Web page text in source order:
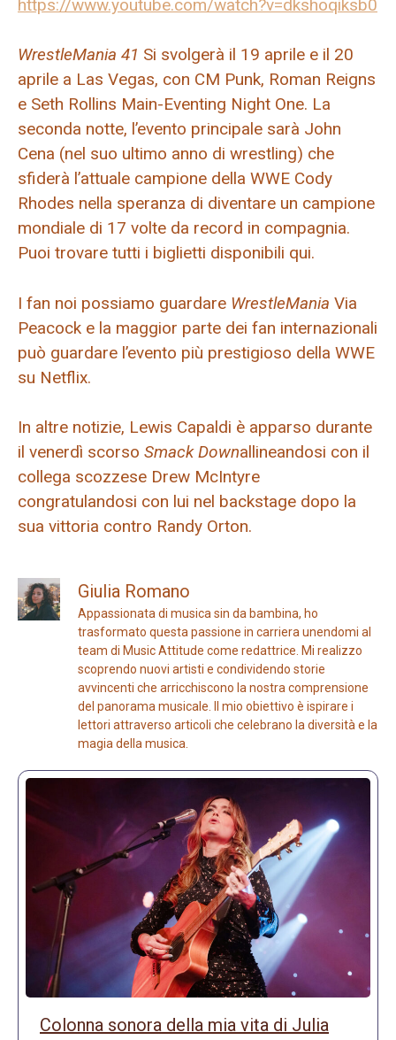
https://www.youtube.com/watch?v=dkshoqiksb0
WrestleMania 41 Si svolgerà il 19 aprile e il 20
aprile a Las Vegas, con CM Punk, Roman Reigns
e Seth Rollins Main-Eventing Night One. La
seconda notte, l’evento principale sarà John
Cena (nel suo ultimo anno di wrestling) che
sfiderà l’attuale campione della WWE Cody
Rhodes nella speranza di diventare un campione
mondiale di 17 volte da record in compagnia.
Puoi trovare tutti i biglietti disponibili qui.
I fan noi possiamo guardare WrestleMania Via
Peacock e la maggior parte dei fan internazionali
può guardare l’evento più prestigioso della WWE
su Netflix.
In altre notizie, Lewis Capaldi è apparso durante
il venerdì scorso Smack Downallineandosi con il
collega scozzese Drew McIntyre
congratulandosi con lui nel backstage dopo la
sua vittoria contro Randy Orton.
Giulia Romano
Appassionata di musica sin da bambina, ho
trasformato questa passione in carriera unendomi al
team di Music Attitude come redattrice. Mi realizzo
scoprendo nuovi artisti e condividendo storie
avvincenti che arricchiscono la nostra comprensione
del panorama musicale. Il mio obiettivo è ispirare i
lettori attraverso articoli che celebrano la diversità e la
magia della musica.
Colonna sonora della mia vita di Julia